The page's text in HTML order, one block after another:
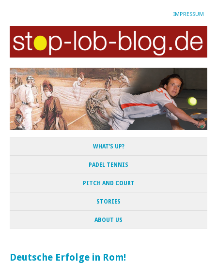
IMPRESSUM
WHAT’S UP?
PADEL TENNIS
PITCH AND COURT
STORIES
ABOUT US
Deutsche Erfolge in Rom!